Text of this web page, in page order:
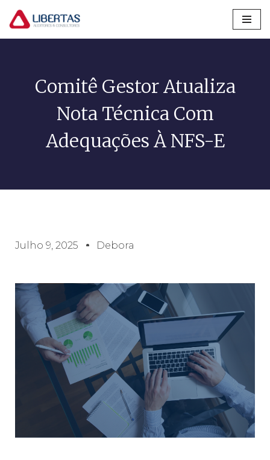
Pular
Comitê Gestor Atualiza
Nota Técnica Com
Adequações À NFS-E
Julho 9, 2025 Debora